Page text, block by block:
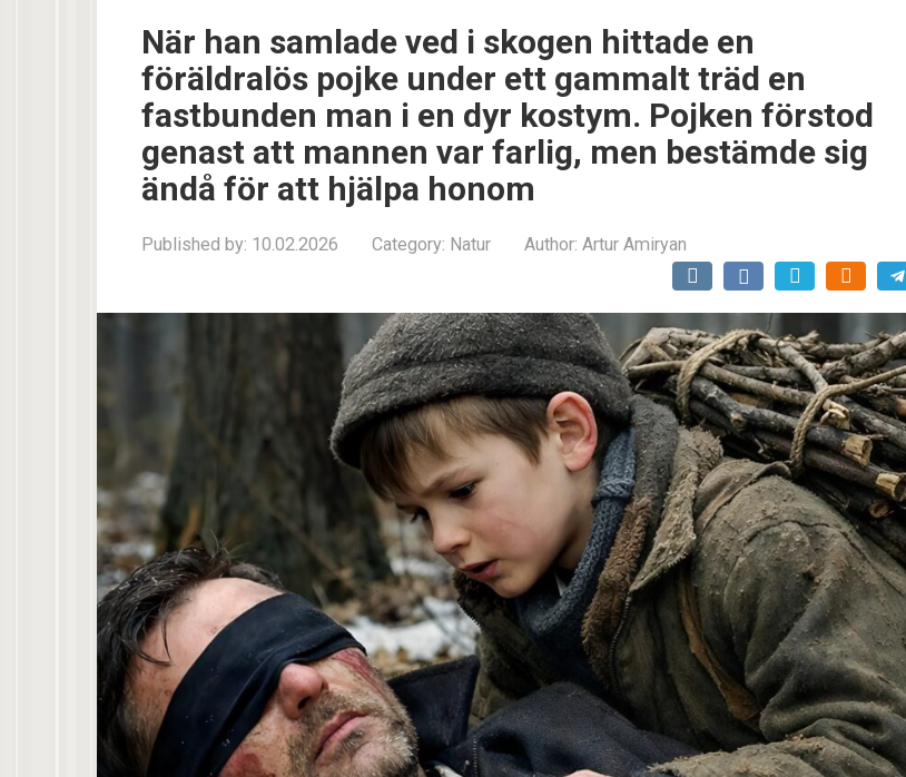
När han samlade ved i skogen hittade en
föräldralös pojke under ett gammalt träd en
fastbunden man i en dyr kostym. Pojken förstod
genast att mannen var farlig, men bestämde sig
ändå för att hjälpa honom
Published by: 10.02.2026 Category: Natur Author: Artur Amiryan